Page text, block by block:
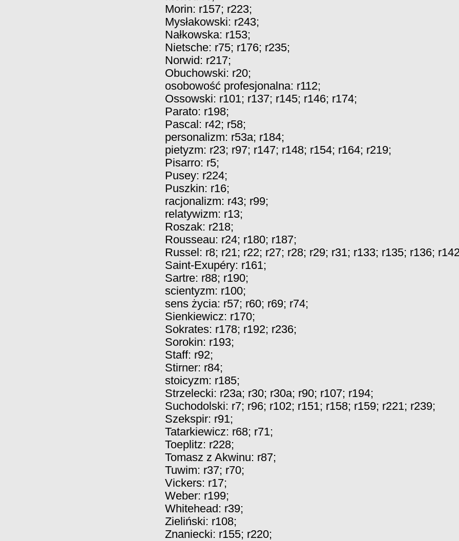
Morin: r157; r223;
Mysłakowski: r243;
Nałkowska: r153;
Nietsche: r75; r176; r235;
Norwid: r217;
Obuchowski: r20;
osobowość profesjonalna: r112;
Ossowski: r101; r137; r145; r146; r174;
Parato: r198;
Pascal: r42; r58;
personalizm: r53a; r184;
pietyzm: r23; r97; r147; r148; r154; r164; r219;
Pisarro: r5;
Pusey: r224;
Puszkin: r16;
racjonalizm: r43; r99;
relatywizm: r13;
Roszak: r218;
Rousseau: r24; r180; r187;
Russel: r8; r21; r22; r27; r28; r29; r31; r133; r135; r136;
Saint-Exupéry: r161;
Sartre: r88; r190;
scientyzm: r100;
sens życia: r57; r60; r69; r74;
Sienkiewicz: r170;
Sokrates: r178; r192; r236;
Sorokin: r193;
Staff: r92;
Stirner: r84;
stoicyzm: r185;
Strzelecki: r23a; r30; r30a; r90; r107; r194;
Suchodolski: r7; r96; r102; r151; r158; r159; r221; r239;
Szekspir: r91;
Tatarkiewicz: r68; r71;
Toeplitz: r228;
Tomasz z Akwinu: r87;
Tuwim: r37; r70;
Vickers: r17;
Weber: r199;
Whitehead: r39;
Zieliński: r108;
Znaniecki: r155; r220;